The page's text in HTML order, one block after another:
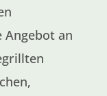
Angebot an